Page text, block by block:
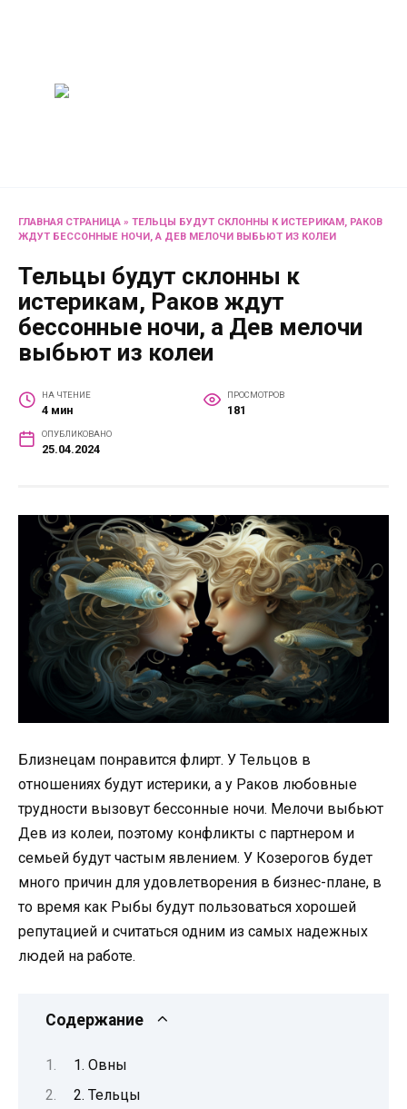
ГЛАВНАЯ СТРАНИЦА » ТЕЛЬЦЫ БУДУТ СКЛОННЫ К ИСТЕРИКАМ, РАКОВ
ЖДУТ БЕССОННЫЕ НОЧИ, А ДЕВ МЕЛОЧИ ВЫБЬЮТ ИЗ КОЛЕИ
Тельцы будут склонны к
истерикам, Раков ждут
бессонные ночи, а Дев мелочи
выбьют из колеи
НА ЧТЕНИЕ
4 мин
ПРОСМОТРОВ
181
ОПУБЛИКОВАНО
25.04.2024
Близнецам понравится флирт. У Тельцов в
отношениях будут истерики, а у Раков любовные
трудности вызовут бессонные ночи. Мелочи выбьют
Дев из колеи, поэтому конфликты с партнером и
семьей будут частым явлением. У Козерогов будет
много причин для удовлетворения в бизнес-плане, в
то время как Рыбы будут пользоваться хорошей
репутацией и считаться одним из самых надежных
людей на работе.
Содержание
1. Овны
2. Тельцы